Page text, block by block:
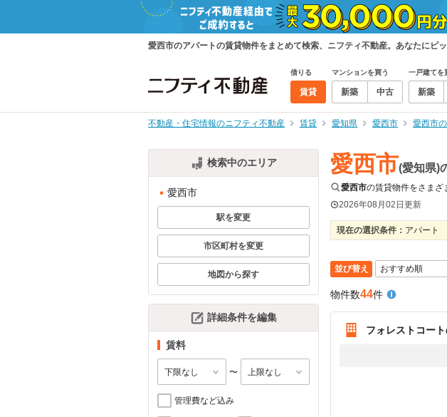
愛西市のアパートの賃貸物件をまとめて検索、ニフティ不動産。あなたにピ
借りる
賃貸
マンションを買う
新築 中古
一戸建てを
新築
不動産・住宅情報のニフティ不動産 賃貸 愛知県 愛西市 愛西市
検索中のエリア
愛西市
駅を変更
市区町村を変更
地図から探す
詳細条件を編集
賃料
〜
管理費など込み
愛西市(愛知県)
愛西市の賃貸物件をさまざ
2026年08月02日更新
現在の選択条件： アパート
並び替え
物件数44件
フォレストコー